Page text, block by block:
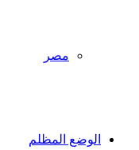
مصر
الوضع المظلم